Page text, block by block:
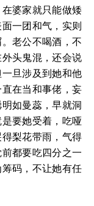
婆家就只能做矮
一团和气，实则
老公不喝酒，不
头鬼混，还会说
旦涉及到她和他
在当和事佬，妄
如曼蕊，早就洞
要她受着，吃哑
梨花带雨，气得
都要吃四分之一
码，不让她有任